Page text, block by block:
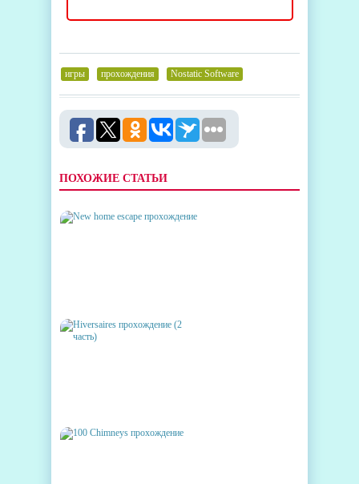
игры прохождения Nostatic Software
ПОХОЖИЕ СТАТЬИ